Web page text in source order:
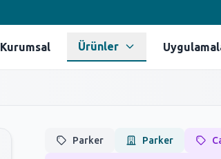
Kurumsal Ürünler
Parker Parker